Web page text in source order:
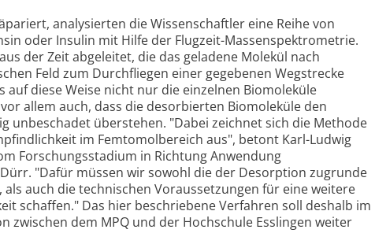
analysierten die Wissenschaftler eine Reihe von
oder Insulin mit Hilfe der Flugzeit-Massenspektrometrie.
der Zeit abgeleitet, die das geladene Molekül nach
Feld zum Durchfliegen einer gegebenen Wegstrecke
auf diese Weise nicht nur die einzelnen Biomoleküle
allem auch, dass die desorbierten Biomoleküle den
unbeschadet überstehen. "Dabei zeichnet sich die Methode
im Femtomolbereich aus", betont Karl-Ludwig
Forschungsstadium in Richtung Anwendung
"Dafür müssen wir sowohl die der Desorption zugrunde
auch die technischen Voraussetzungen für eine weitere
schaffen." Das hier beschriebene Verfahren soll deshalb im
zwischen dem MPQ und der Hochschule Esslingen weiter